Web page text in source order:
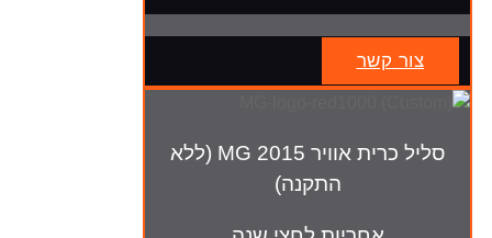
צור קשר
סליל כרית אוויר MG 2015 (ללא
התקנה)